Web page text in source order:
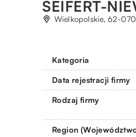
SEIFERT-
Wielkopolskie, 62-
Kategoria
Data rejestracji firmy
Rodzaj firmy
Region